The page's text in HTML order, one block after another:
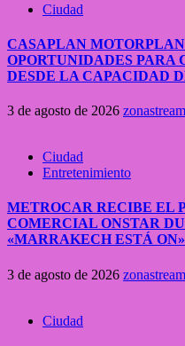
Ciudad
CASAPLAN
OPORTUNIDADES PARA
DESDE LA CAPACIDAD
3 de agosto de 2026
Ciudad
Entretenimiento
METROCAR RECIBE EL
COMERCIAL ONSTAR
«MARRAKECH ESTÁ ON»
3 de agosto de 2026
Ciudad